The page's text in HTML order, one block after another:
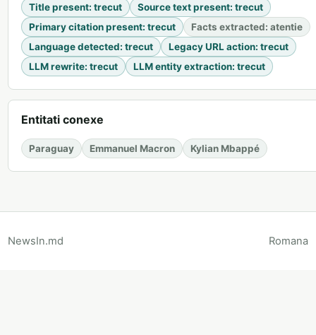
Title present: trecut Source text present: trecut
Primary citation present: trecut Facts extracted: atentie
Language detected: trecut Legacy URL action: trecut
LLM rewrite: trecut LLM entity extraction: trecut
Entitati conexe
Paraguay Emmanuel Macron Kylian Mbappé
NewsIn.md Romana